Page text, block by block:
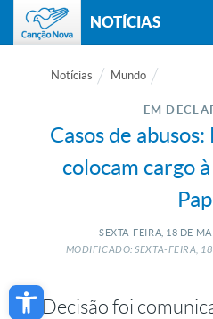
Open toolbar
NOTÍCIAS
Notícias Mundo
EM
Casos de
colocam cargo
SEXTA-FEIRA, 18 DE
MODIFICADO: SEXTA-FEIRA, 18
Decisão foi